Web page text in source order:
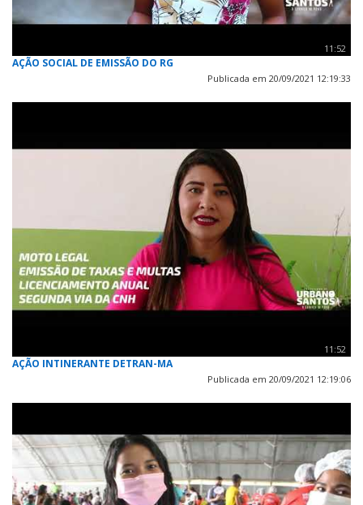
11:52
AÇÃO SOCIAL DE EMISSÃO DO RG
Publicada em 20/09/2021 12:19:33
11:52
AÇÃO INTINERANTE DETRAN-MA
Publicada em 20/09/2021 12:19:06